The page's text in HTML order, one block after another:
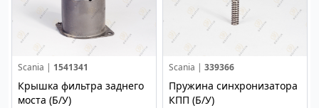
Scania | 1541341
Крышка фильтра заднего
моста (Б/У)
Scania | 339366
Пружина синхронизатора
КПП (Б/У)